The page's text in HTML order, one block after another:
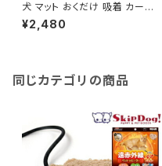
犬 マット おくだけ 吸着 カーペ
ット 撥水 タイルマット 8枚セット
チワワ 床 フローリング 膝蓋骨
トマット 床マット 洗える 防音
¥2,480
同じカテゴリの商品